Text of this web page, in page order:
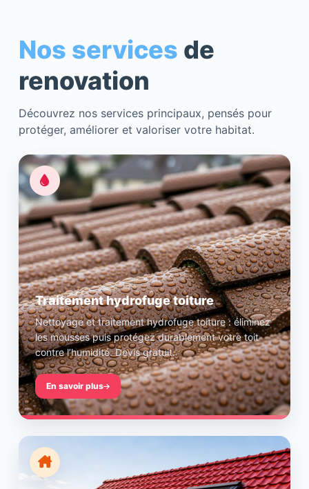
Nos services de
renovation
Découvrez nos services principaux, pensés pour
protéger, améliorer et valoriser votre habitat.
Traitement hydrofuge toiture
Nettoyage et traitement hydrofuge toiture : éliminez
les mousses puis protégez durablement votre toit
contre l’humidité. Devis gratuit.
En savoir plus